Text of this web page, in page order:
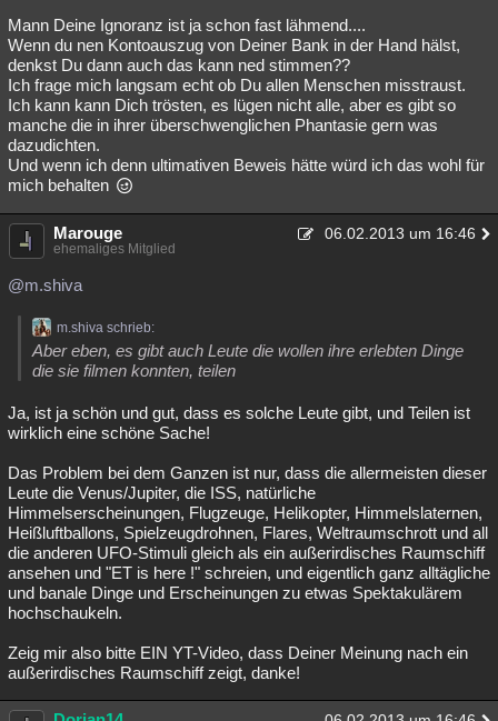
Mann Deine Ignoranz ist ja schon fast lähmend....
Wenn du nen Kontoauszug von Deiner Bank in der Hand hälst,
denkst Du dann auch das kann ned stimmen??
Ich frage mich langsam echt ob Du allen Menschen misstraust.
Ich kann kann Dich trösten, es lügen nicht alle, aber es gibt so
manche die in ihrer überschwenglichen Phantasie gern was
dazudichten.
Und wenn ich denn ultimativen Beweis hätte würd ich das wohl für
mich behalten
Marouge 06.02.2013 um 16:46
ehemaliges Mitglied
@m.shiva
m.shiva schrieb:
Aber eben, es gibt auch Leute die wollen ihre erlebten Dinge
die sie filmen konnten, teilen
Ja, ist ja schön und gut, dass es solche Leute gibt, und Teilen ist
wirklich eine schöne Sache!
Das Problem bei dem Ganzen ist nur, dass die allermeisten dieser
Leute die Venus/Jupiter, die ISS, natürliche
Himmelserscheinungen, Flugzeuge, Helikopter, Himmelslaternen,
Heißluftballons, Spielzeugdrohnen, Flares, Weltraumschrott und all
die anderen UFO-Stimuli gleich als ein außerirdisches Raumschiff
ansehen und "ET is here !" schreien, und eigentlich ganz alltägliche
und banale Dinge und Erscheinungen zu etwas Spektakulärem
hochschaukeln.
Zeig mir also bitte EIN YT-Video, dass Deiner Meinung nach ein
außerirdisches Raumschiff zeigt, danke!